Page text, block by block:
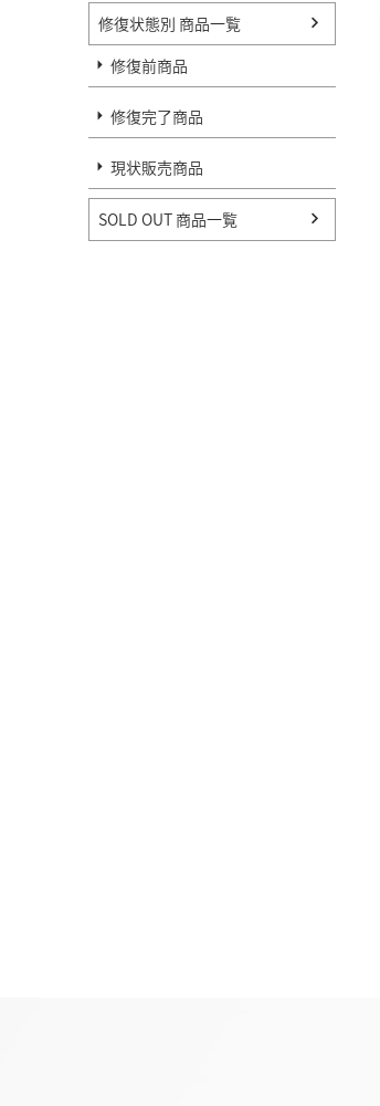
修復状態別 商品一覧
修復前商品
修復完了商品
現状販売商品
SOLD OUT 商品一覧